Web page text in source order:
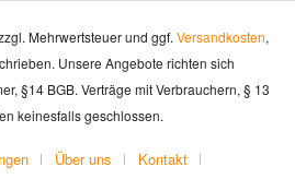
Mehrwertsteuer und ggf. Versandkosten,
Unsere Angebote richten sich
§14 BGB. Verträge mit Verbrauchern, § 13
keinesfalls geschlossen.
Über uns
Kontakt